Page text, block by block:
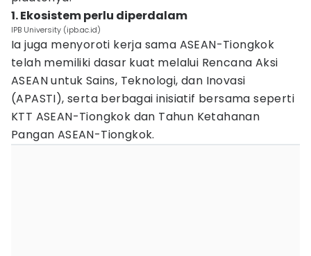
1. Ekosistem perlu diperdalam
IPB University (ipb.ac.id)
Ia juga menyoroti kerja sama ASEAN-Tiongkok
telah memiliki dasar kuat melalui Rencana Aksi
ASEAN untuk Sains, Teknologi, dan Inovasi
(APASTI), serta berbagai inisiatif bersama seperti
KTT ASEAN-Tiongkok dan Tahun Ketahanan
Pangan ASEAN-Tiongkok.